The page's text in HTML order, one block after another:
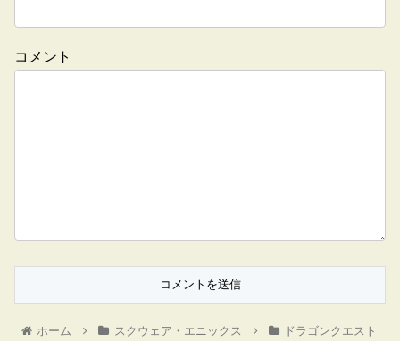
コメント
ホーム スクウェア・エニックス ドラゴンクエスト